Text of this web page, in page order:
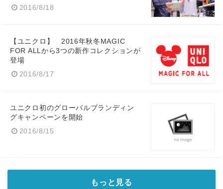
2016/8/18
【ユニクロ】 2016年秋冬MAGIC
FOR ALLから3つの新作コレクションが
登場
2016/8/17
ユニクロ初のグローバルブランディン
グキャンペーンを開始
2016/8/15
もっと見る